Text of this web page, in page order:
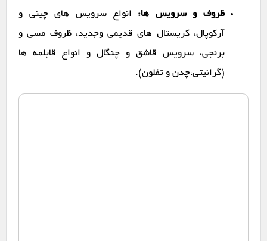
ظروف و سرویس ها: انواع سرویس های چینی و
آرکوپال، کریستال های قدیمی وجدید، ظروف مسی و
برنجی، سرویس قاشق و چنگال و انواع قابلمه ها
(گرانیتی،چدن و تفلون).